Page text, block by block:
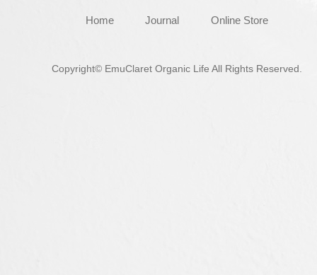
Home Journal Online Store
Copyright© EmuClaret Organic Life All Rights Reserved.